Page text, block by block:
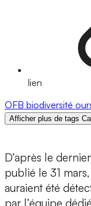
lien
OFB biodiversité
Afficher plus de tags
D’après le
publié le 31
auraient été
par l’équipe